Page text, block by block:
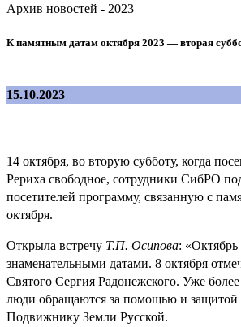
Архив новостей - 2023
К памятным датам октября 2023 — вторая
15.10.2023
14 октября, во вторую субботу, когда
Рериха свободное, сотрудники СибРО
посетителей программу, связанную с
октября.
Открыла встречу Т.П. Осипова: «Октябрь
знаменательными датами. 8 октября
Святого Сергия Радонежского. Уже более
люди обращаются за помощью и защитой
Подвижнику Земли Русской.